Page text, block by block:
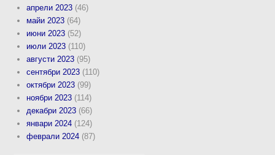
апрели 2023 (46)
майи 2023 (64)
июни 2023 (52)
июли 2023 (110)
августи 2023 (95)
сентябри 2023 (110)
октябри 2023 (99)
ноябри 2023 (114)
декабри 2023 (66)
январи 2024 (124)
феврали 2024 (87)